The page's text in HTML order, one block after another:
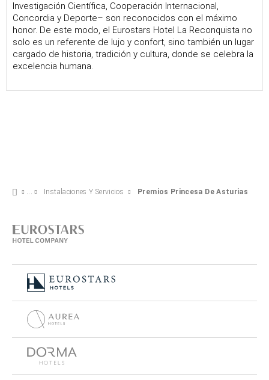
Investigación Científica, Cooperación Internacional,
Concordia y Deporte– son reconocidos con el máximo
honor. De este modo, el Eurostars Hotel La Reconquista no
solo es un referente de lujo y confort, sino también un lugar
cargado de historia, tradición y cultura, donde se celebra la
excelencia humana.
Instalaciones Y Servicios Premios Princesa De Asturias